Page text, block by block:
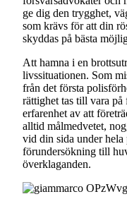
ge dig den trygghet,
som krävs för att din
skyddas på bästa
Att hamna i en
livssituationen. Som
från det första
rättighet tas till vara
erfarenhet av att
alltid målmedvetet,
vid din sida under
förundersökning till
överklaganden.